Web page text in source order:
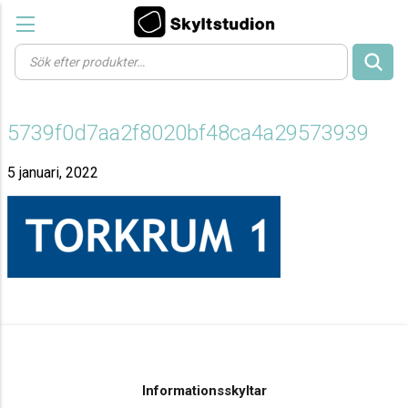
Products
search
5739f0d7aa2f8020bf48ca4a29573939
5 januari, 2022
Informationsskyltar